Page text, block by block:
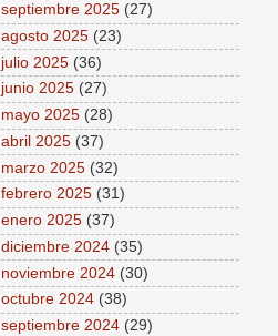
septiembre 2025 (27)
agosto 2025 (23)
julio 2025 (36)
junio 2025 (27)
mayo 2025 (28)
abril 2025 (37)
marzo 2025 (32)
febrero 2025 (31)
enero 2025 (37)
diciembre 2024 (35)
noviembre 2024 (30)
octubre 2024 (38)
septiembre 2024 (29)